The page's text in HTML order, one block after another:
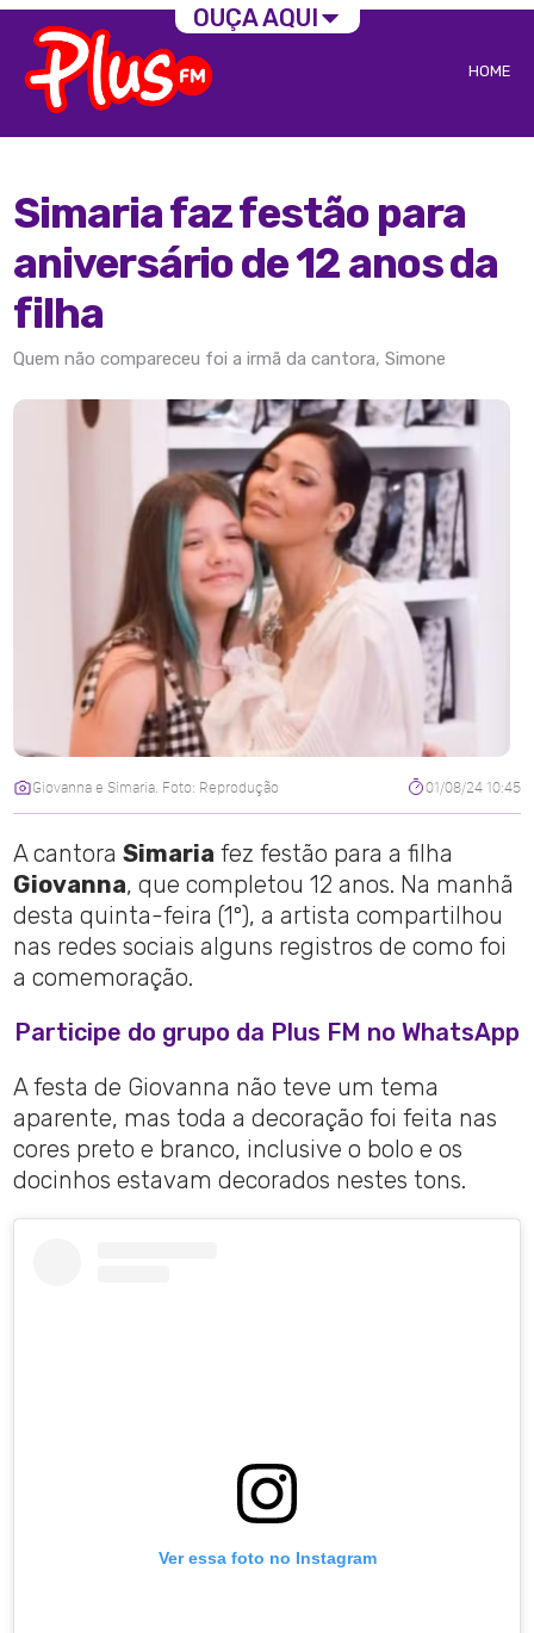
HOME
Simaria faz festão para
aniversário de 12 anos da
filha
Quem não compareceu foi a irmã da cantora, Simone
Giovanna e Simaria. Foto: Reprodução 01/08/24 10:45
A cantoraSimaria fez festão para a filha
Giovanna, que completou 12 anos. Na manhã
desta quinta-feira (1º), a artista compartilhou
nas redes sociais alguns registros de como foi
a comemoração.
Participe do grupo da Plus FM no WhatsApp
A festa de Giovanna não teve um tema
aparente, mas toda a decoração foi feita nas
cores preto e branco, inclusive o bolo e os
docinhos estavam decorados nestes tons.
Ver essa foto no Instagram
OUÇA AQUI